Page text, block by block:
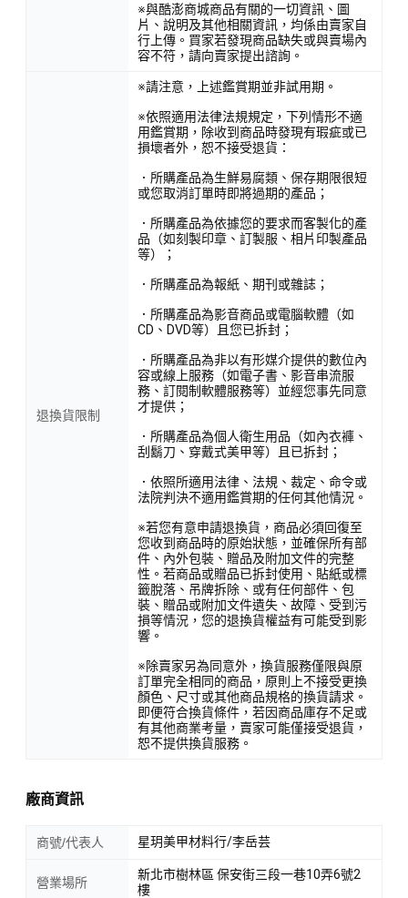
※與酷澎商城商品有關的一切資訊、圖
片、說明及其他相關資訊，均係由賣家自
行上傳。買家若發現商品缺失或與賣場內
容不符，請向賣家提出諮詢。
退換貨限制
※請注意，上述鑑賞期並非試用期。
※依照適用法律法規規定，下列情形不適
用鑑賞期，除收到商品時發現有瑕疵或已
損壞者外，恕不接受退貨：
．所購產品為生鮮易腐類、保存期限很短
或您取消訂單時即將過期的產品；
．所購產品為依據您的要求而客製化的產
品（如刻製印章、訂製服、相片印製產品
等）；
．所購產品為報紙、期刊或雜誌；
．所購產品為影音商品或電腦軟體（如
CD、DVD等）且您已拆封；
．所購產品為非以有形媒介提供的數位內
容或線上服務（如電子書、影音串流服
務、訂閱制軟體服務等）並經您事先同意
才提供；
．所購產品為個人衛生用品（如內衣褲、
刮鬍刀、穿戴式美甲等）且已拆封；
．依照所適用法律、法規、裁定、命令或
法院判決不適用鑑賞期的任何其他情況。
※若您有意申請退換貨，商品必須回復至
您收到商品時的原始狀態，並確保所有部
件、內外包裝、贈品及附加文件的完整
性。若商品或贈品已拆封使用、貼紙或標
籤脫落、吊牌拆除、或有任何部件、包
裝、贈品或附加文件遺失、故障、受到污
損等情況，您的退換貨權益有可能受到影
響。
※除賣家另為同意外，換貨服務僅限與原
訂單完全相同的商品，原則上不接受更換
顏色、尺寸或其他商品規格的換貨請求。
即便符合換貨條件，若因商品庫存不足或
有其他商業考量，賣家可能僅接受退貨，
恕不提供換貨服務。
廠商資訊
商號/代表人 星玥美甲材料行/李岳芸
營業場所
新北市樹林區 保安街三段一巷10弄6號2
樓